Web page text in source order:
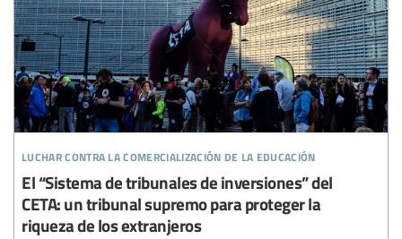
luchar contra la comercialización de la educación
El “Sistema de tribunales de inversiones” del
CETA: un tribunal supremo para proteger la
riqueza de los extranjeros